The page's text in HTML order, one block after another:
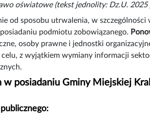
oświatowe (tekst jednolity: Dz.U. 2025
od sposobu utrwalenia, w
podmiotu zobowiązanego.
osoby prawne i jednostki
z wyjątkiem wymiany informacji
posiadaniu Gminy Miejskiej